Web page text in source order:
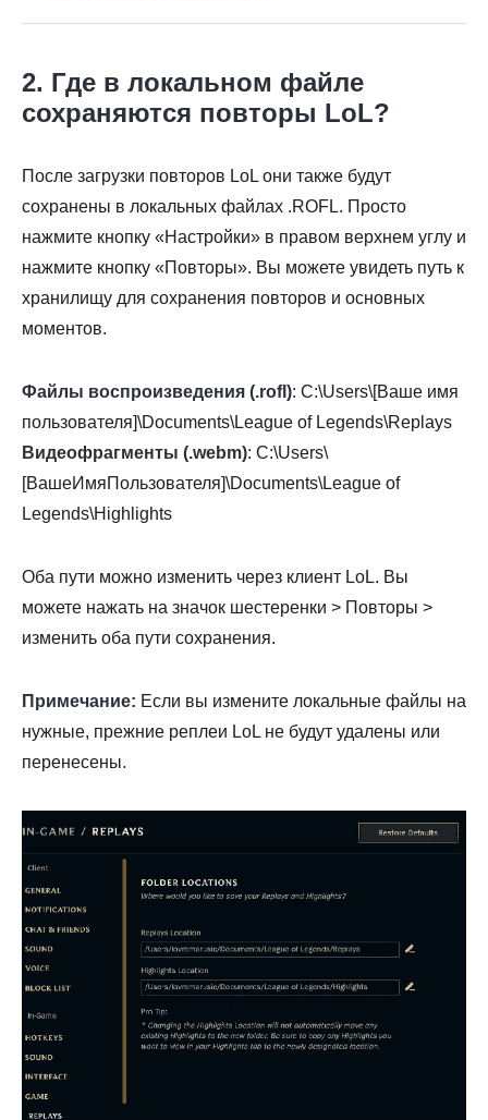
2. Где в локальном файле
сохраняются повторы LoL?
После загрузки повторов LoL они также будут
сохранены в локальных файлах .ROFL. Просто
нажмите кнопку «Настройки» в правом верхнем углу и
нажмите кнопку «Повторы». Вы можете увидеть путь к
хранилищу для сохранения повторов и основных
моментов.
Файлы воспроизведения (.rofl): C:\Users\[Ваше имя
пользователя]\Documents\League of Legends\Replays
Видеофрагменты (.webm): C:\Users\
[ВашеИмяПользователя]\Documents\League of
Legends\Highlights
Оба пути можно изменить через клиент LoL. Вы
можете нажать на значок шестеренки > Повторы >
изменить оба пути сохранения.
Примечание: Если вы измените локальные файлы на
нужные, прежние реплеи LoL не будут удалены или
перенесены.